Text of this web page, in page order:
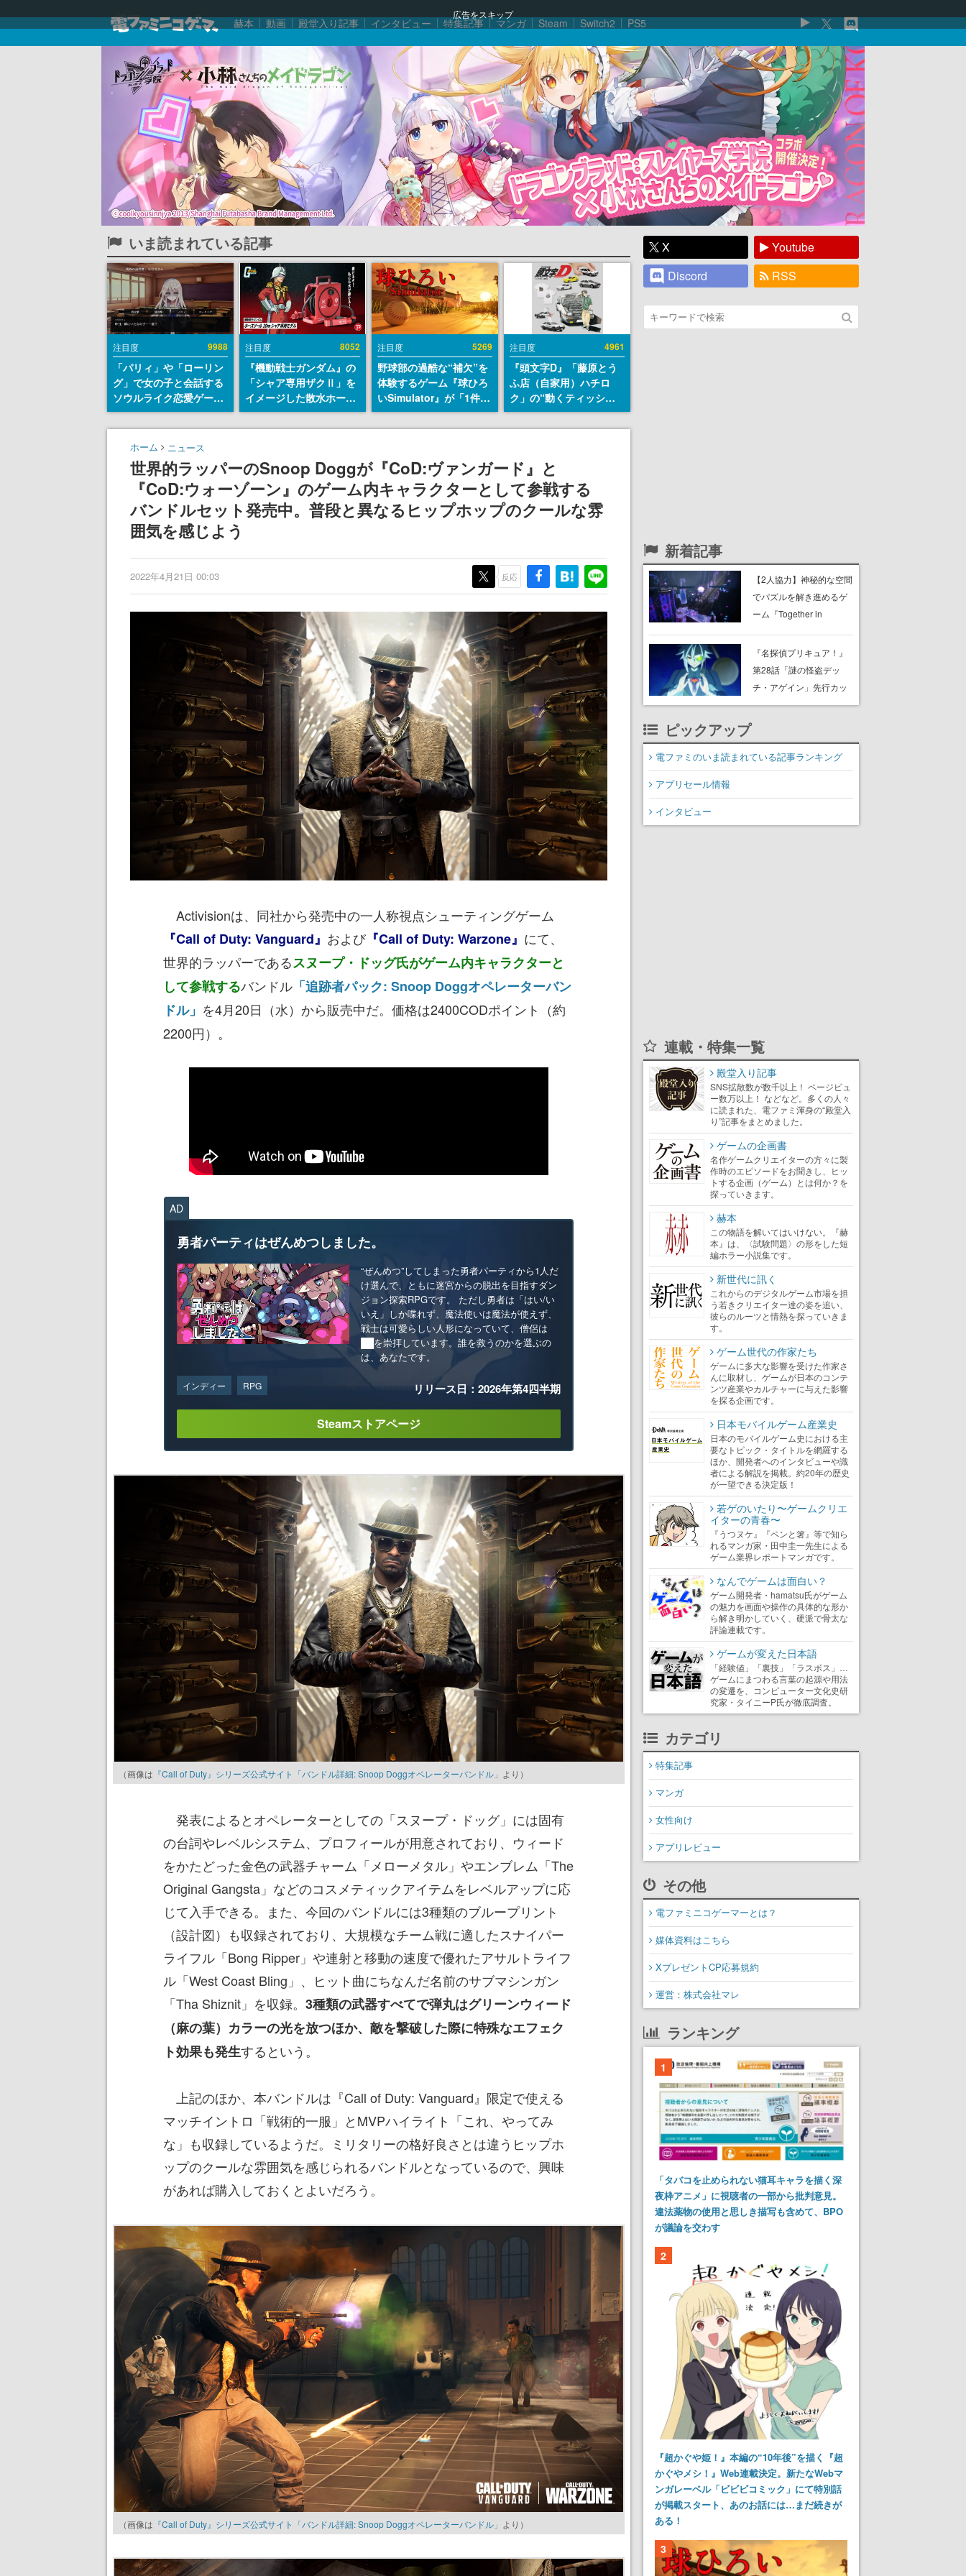
広告をスキップ
赫本 動画 殿堂入り記事 インタビュー 特集記事 マンガ Steam Switch2 PS5
いま読まれている記事
注目度 9988
「パリィ」や「ローリン
グ」で女の子と会話する
ソウルライク恋愛ゲーム
『小早川さんはソウルラ
イク』無料公開。返事に
失敗すると「YOU
DIED」
注目度 8052
『機動戦士ガンダム』の
「シャア専用ザクⅡ」を
イメージした散水ホース
リールが予約開始。本体
にはシャアのパーソナル
どを配置
注目度 5269
野球部の過酷な“補欠”を
体験するゲーム『球ひろ
いSimulator』が「1件」
のウィッシュリストをも
とにチェコ語に対応し
ダム・カム』開発元やチ
ェコのプロ野球選手から
称賛の声
注目度 4961
『頭文字D』「藤原とう
ふ店（自家用）ハチロ
ク」の“動くティッシュ
ケース”が買えるポップ
アップショップが開催
群馬の「イオンモール高
崎」にて、8月11日から8
月20日までの期間限定で
開催予定
ホーム ニュース
世界的ラッパーのSnoop Doggが『CoD:ヴァンガード』と
『CoD:ウォーゾーン』のゲーム内キャラクターとして参戦する
バンドルセット発売中。普段と異なるヒップホップのクールな雰
囲気を感じよう
2022年4月21日 00:03 反応
Activisionは、同社から発売中の一人称視点シューティングゲーム
『Call of Duty: Vanguard』 および『Call of Duty: Warzone』 にて、
世界的ラッパーであるスヌープ・ドッグ氏がゲーム内キャラクターと
して参戦するバンドル 「追跡者パック: Snoop Doggオペレーターバン
ドル」 を4月20日（水）から販売中だ。価格は2400CODポイント（約
2200円）。
AD
勇者パーティはぜんめつしました。
“ぜんめつ”してしまった勇者パーティから1人だ
け選んで、ともに迷宮からの脱出を目指すダン
ジョン探索RPGです。 ただし勇者は「はい/い
いえ」しか喋れず、魔法使いは魔法が使えず、
戦士は可愛らしい人形になっていて、僧侶は
██を崇拝しています。誰を救うのかを選ぶの
は、あなたです。
インディー RPG リリース日：2026年第4四半期
Steamストアページ
（画像は 『Call of Duty』シリーズ公式サイト「バンドル詳細: Snoop Doggオペレーターバンドル」 より）
発表によるとオペレーターとしての「スヌープ・ドッグ」には固有
の台詞やレベルシステム、プロフィールが用意されており、ウィード
をかたどった金色の武器チャーム「メローメタル」やエンブレム「The
Original Gangsta」などのコスメティックアイテムをレベルアップに応
じて入手できる。また、今回のバンドルには3種類のブループリント
（設計図）も収録されており、大規模なチーム戦に適したスナイパー
ライフル「Bong Ripper」や連射と移動の速度で優れたアサルトライフ
ル「West Coast Bling」、ヒット曲にちなんだ名前のサブマシンガン
「Tha Shiznit」を収録。 3種類の武器すべてで弾丸はグリーンウィード
（麻の葉）カラーの光を放つほか、敵を撃破した際に特殊なエフェク
ト効果も発生するという。
上記のほか、本バンドルは『Call of Duty: Vanguard』限定で使える
マッチイントロ「戦術的一服」とMVPハイライト「これ、やってみ
な」も収録しているようだ。ミリタリーの格好良さとは違うヒップホ
ップのクールな雰囲気を感じられるバンドルとなっているので、興味
があれば購入しておくとよいだろう。
（画像は 『Call of Duty』シリーズ公式サイト「バンドル詳細: Snoop Doggオペレーターバンドル」 より）
X
Youtube
Discord
RSS
新着記事
【2人協力】神秘的な空間
でパズルを解き進めるゲ
ーム『Together in
8月8日Steamでリリー
ス。時に忘れ去られた世
界の古代洞窟を舞台に、4
『名探偵プリキュア！』
第28話「謎の怪盗デッ
チ・アゲイン」先行カッ
ト解禁。泣きぼくろにモ
ピックアップ
電ファミのいま読まれている記事ランキング
アプリセール情報
インタビュー
連載・特集一覧
殿堂入り記事
SNS拡散数が数千以上！ ページビュ
ー数万以上！ などなど。多くの人々
に読まれた、電ファミ渾身の“殿堂入
り”記事をまとめました。
ゲームの企画書
名作ゲームクリエイターの方々に製
作時のエピソードをお聞きし、ヒッ
トする企画（ゲーム）とは何か？を
探っていきます。
赫本
この物語を解いてはいけない。『赫
本』は、〈試験問題〉の形をした短
編ホラー小説集です。
新世代に訊く
これからのデジタルゲーム市場を担
う若きクリエイター達の姿を追い、
彼らのルーツと情熱を探っていきま
す。
ゲーム世代の作家たち
ゲームに多大な影響を受けた作家さ
んに取材し、ゲームが日本のコンテ
ンツ産業やカルチャーに与えた影響
を探る企画です。
日本モバイルゲーム産業史
日本のモバイルゲーム史における主
要なトピック・タイトルを網羅する
ほか、開発者へのインタビューや識
者による解説を掲載。約20年の歴史
が一望できる決定版！
若ゲのいたり〜ゲームクリエ
イターの青春〜
『うつヌケ』『ペンと箸』等で知ら
れるマンガ家・田中圭一先生による
ゲーム業界レポートマンガです。
なんでゲームは面白い？
ゲーム開発者・hamatsu氏がゲーム
の魅力を画面や操作の具体的な形か
ら解き明かしていく、硬派で骨太な
評論連載です。
ゲームが変えた日本語
「経験値」「裏技」「ラスボス」…
ゲームにまつわる言葉の起源や用法
の変遷を、コンピューター文化史研
究家・タイニーP氏が徹底調査。
カテゴリ
特集記事
マンガ
女性向け
アプリレビュー
その他
電ファミニコゲーマーとは？
媒体資料はこちら
XプレゼントCP応募規約
運営：株式会社マレ
ランキング
1
「タバコを止められない猫耳キャラを描く深
夜枠アニメ」に視聴者の一部から批判意見。
違法薬物の使用と思しき描写も含めて、BPO
が議論を交わす
2
『超かぐや姫！』本編の“10年後”を描く『超
かぐやメシ！』Web連載決定。新たなWebマ
ンガレーベル「ビビビコミック」にて特別話
が掲載スタート、あのお話には…まだ続きが
ある！
3